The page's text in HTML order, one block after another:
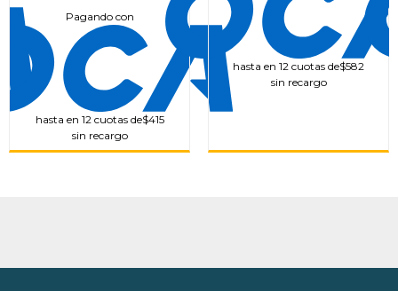
Pagando con
hasta en 12 cuotas de$415
sin recargo
hasta en 12 cuotas de$582
sin recargo